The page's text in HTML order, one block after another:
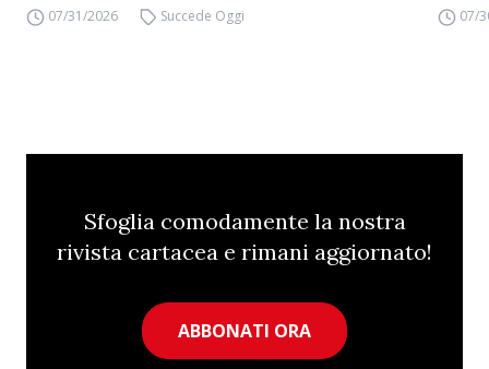
07/31/2026 Succede Oggi 07/
Sfoglia comodamente la nostra
rivista cartacea e rimani aggiornato!
ABBONATI ORA